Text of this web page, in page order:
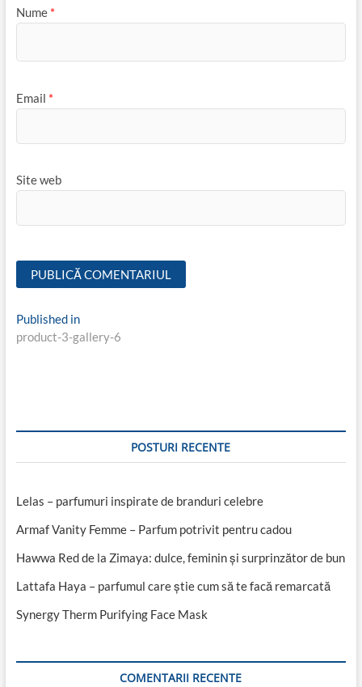
Nume *
Email *
Site web
Navigare
în
Published in
product-3-gallery-6
POSTURI RECENTE
Lelas – parfumuri inspirate de branduri celebre
Armaf Vanity Femme – Parfum potrivit pentru cadou
Hawwa Red de la Zimaya: dulce, feminin și surprinzător de bun
Lattafa Haya – parfumul care știe cum să te facă remarcată
Synergy Therm Purifying Face Mask
COMENTARII RECENTE